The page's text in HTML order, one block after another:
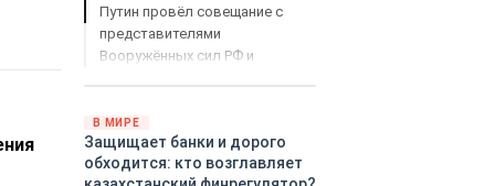
Путин провёл совещание с
представителями
Вооружённых сил РФ и
руководстве спецоперацией.
В МИРЕ
Защищает банки и дорого
обходится: кто возглавляет